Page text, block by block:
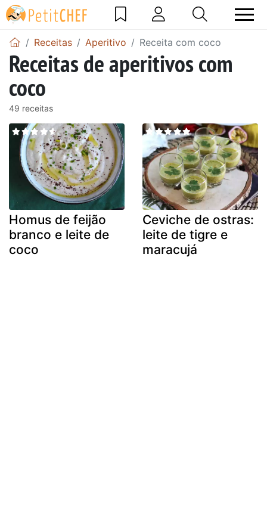
Receitas Aperitivo Receita com coco
Receitas de aperitivos com
coco
49 receitas
Homus de feijão
branco e leite de
coco
Ceviche de ostras:
leite de tigre e
maracujá